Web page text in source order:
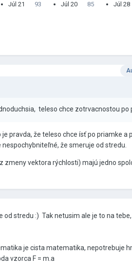
Júl 21 93 Júl 20 85 Júl 28
teleso chce zotrvacnostou po
pravda, že teleso chce ísť po priamke a
že smeruje od stredu.
zmeny vektora rýchlosti) majú jedno
od stredu :) Tak netusim ale je to na
je cista matematika, nepotrebuje
vzorca F = m.a